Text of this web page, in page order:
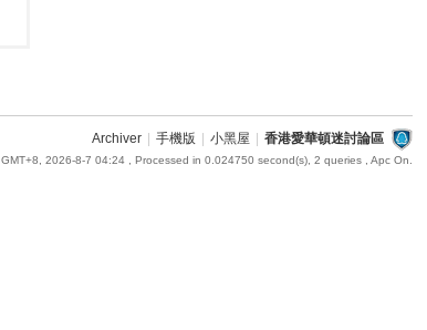
Archiver 手機版 小黑屋 香港愛華頓迷討論區
GMT+8, 2026-8-7 04:24, Processed in 0.024750 second(s), 2 queries , Apc On.